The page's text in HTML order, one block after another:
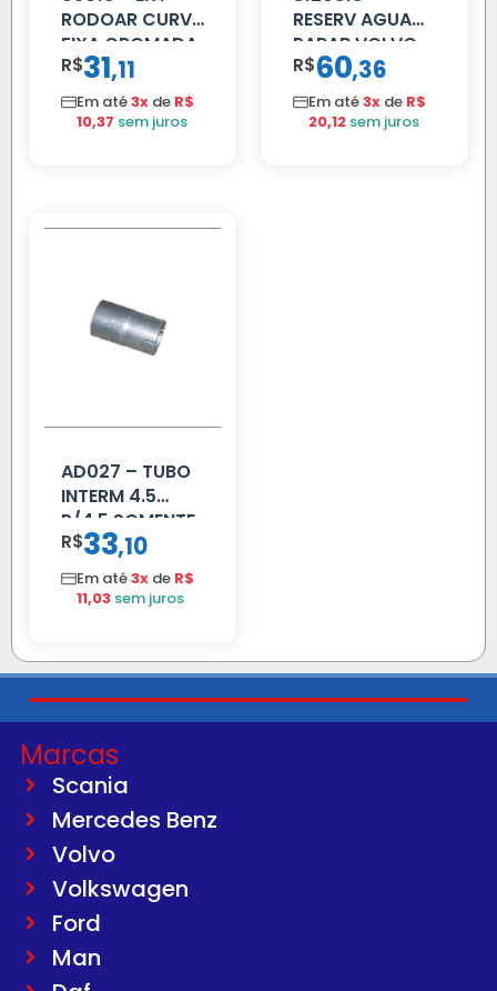
RODOAR CURVA
FIXA CROMADA
R$31,11
Em até3x de R$
10,37 sem juros
RESERV AGUA
PARAB VOLVO
EDC
R$60,36
Em até3x de R$
20,12 sem juros
AD027 – TUBO
INTERM 4.5
P/4.5 SOMENTE
PROLONGADOR
R$33,10
Em até3x de R$
11,03 sem juros
Marcas
Scania
Mercedes Benz
Volvo
Volkswagen
Ford
Man